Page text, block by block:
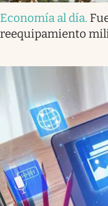
Economía al día.
reequipamiento